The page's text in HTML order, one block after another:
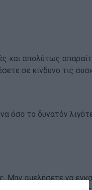
και απολύτως
σε κίνδυνο τις
όσο το δυνατόν
Μην αμελήσετε να